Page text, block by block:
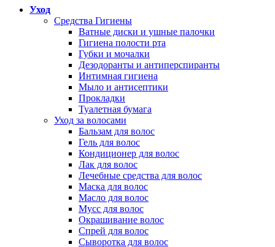
Уход
Средства Гигиены
Ватные диски и ушные палочки
Гигиена полости рта
Губки и мочалки
Дезодоранты и антиперспиранты
Интимная гигиена
Мыло и антисептики
Прокладки
Туалетная бумага
Уход за волосами
Бальзам для волос
Гель для волос
Кондиционер для волос
Лак для волос
Лечебные средства для волос
Маска для волос
Масло для волос
Мусс для волос
Окрашивание волос
Спрей для волос
Сыворотка для волос